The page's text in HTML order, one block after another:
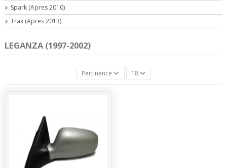
LEGANZA (1997-2002)
Pertinence 18
Spark (Apres 2010)
Trax (Apres 2013)